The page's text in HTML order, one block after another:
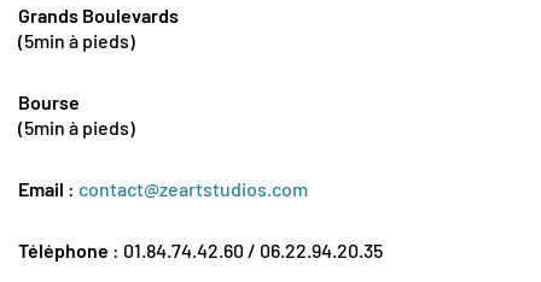
Grands Boulevards
(5min à pieds)
Bourse
(5min à pieds)
Email : contact@zeartstudios.com
Téléphone : 01.84.74.42.60 / 06.22.94.20.35